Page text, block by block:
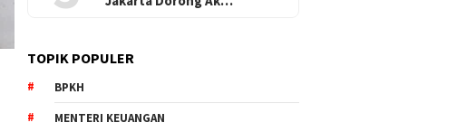
TOPIK POPULER
BPKH
MENTERI KEUANGAN